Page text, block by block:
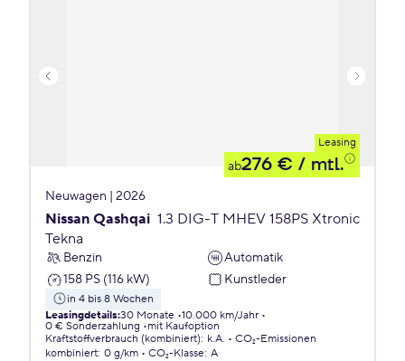
Leasing
ab276 € / mtl.
Neuwagen | 2026
Nissan Qashqai 1.3 DIG-T MHEV 158PS Xtronic
Tekna
Benzin
Automatik
158 PS (116 kW)
Kunstleder
in 4 bis 8 Wochen
Leasingdetails:30 Monate 10.000 km/Jahr
0 € Sonderzahlung
mit Kaufoption
Kraftstoffverbrauch (kombiniert): k.A.
CO₂-Emissionen
kombiniert: 0 g/km CO₂-Klasse: A